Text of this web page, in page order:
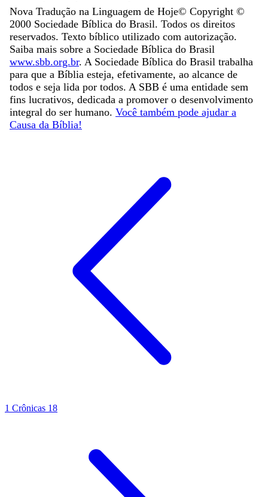
Nova Tradução na Linguagem de Hoje© Copyright ©
2000 Sociedade Bíblica do Brasil. Todos os direitos
reservados. Texto bíblico utilizado com autorização.
Saiba mais sobre a Sociedade Bíblica do Brasil
www.sbb.org.br. A Sociedade Bíblica do Brasil trabalha
para que a Bíblia esteja, efetivamente, ao alcance de
todos e seja lida por todos. A SBB é uma entidade sem
fins lucrativos, dedicada a promover o desenvolvimento
integral do ser humano. Você também pode ajudar a
Causa da Bíblia!
1 Crônicas 18